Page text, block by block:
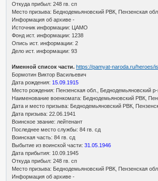
Откуда прибыл: 248 гв. сп
Место призыва: Беднодемьяновский РВК, Пензенская
Информация об архиве -
Источник информации: ЦАМО
Фонд ист. информации: 1238
Опись ист. информации: 2
Дело ист. информации: 93
Именной список части. https://pamyat-naroda.ru/
Бормотин Виктор Васильевич
Дата рождения: 15.09.1915
Место рождения: Пензенская обл., Беднодемьяновский
Наименование военкомата: Беднодемьяновский РВК,
Дата и место призыва: Беднодемьяновский РВК,
Дата призыва: 22.06.1941
Воинское звание: лейтенант
Последнее место службы: 84 гв. сд
Воинская часть: 84 гв. сд
Выбытие из воинской части:31.05.1946
Дата прибытия: 10.09.1945
Откуда прибыл: 248 гв. сп
Место призыва: Беднодемьяновский РВК, Пензенская
Информация об архиве -